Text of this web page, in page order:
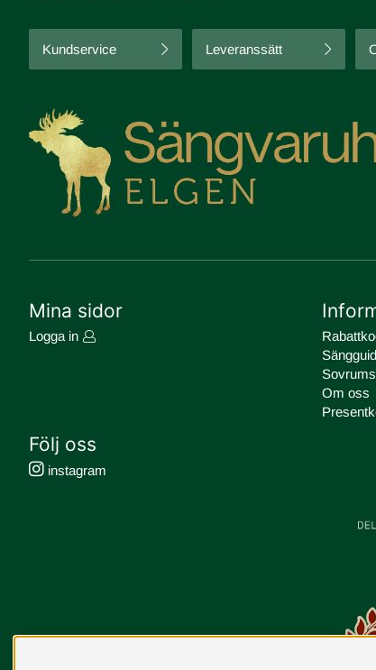
Kundservice Leveranssätt
Mina sidor
Logga in
Om oss
Följ oss
instagram